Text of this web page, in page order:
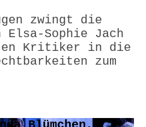
zwingt die
Elsa-Sophie Jach
Kritiker in die
zum